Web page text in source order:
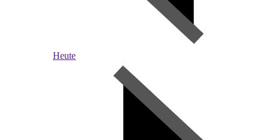
Heute